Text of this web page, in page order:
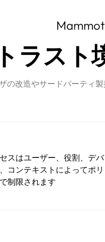
ラスト
の改造やサードパーティ
スはユーザー、役割、デバ
コンテキストによってポリ
制限されます